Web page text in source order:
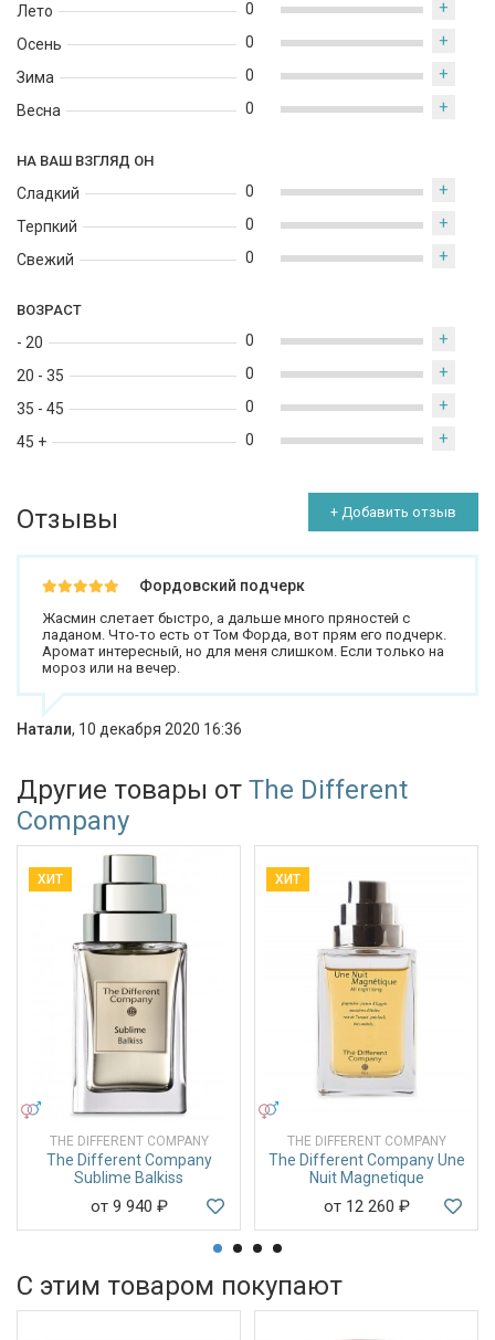
Лето
Осень
Зима
Весна
0 +
0 +
0 +
0 +
НА ВАШ ВЗГЛЯД ОН
Сладкий
Терпкий
Свежий
0 +
0 +
0 +
ВОЗРАСТ
- 20
20 - 35
35 - 45
45 +
0 +
0 +
0 +
0 +
Отзывы + Добавить отзыв
Фордовский подчерк
Жасмин слетает быстро, а дальше много пряностей с
ладаном. Что-то есть от Том Форда, вот прям его подчерк.
Аромат интересный, но для меня слишком. Если только на
мороз или на вечер.
Натали, 10 декабря 2020 16:36
Другие товары от The Different
Company
ХИТ
УНИСЕКС
THE DIFFERENT COMPANY
The Different Company
Sublime Balkiss
от 9 940 ₽
ХИТ
THE DIFFERENT COMPANY
The Different Company Une
Nuit Magnetique
от 12 260 ₽
С этим товаром покупают